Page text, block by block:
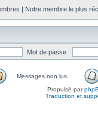
| Notre membre le plus
Mot de passe :
Messages non lus
Propulsé par
Traduction et